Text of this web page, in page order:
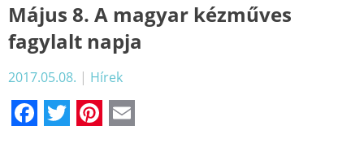
Május 8. A magyar kézműves
fagylalt napja
2017.05.08. | Hírek
Facebook
TwitterPinterest